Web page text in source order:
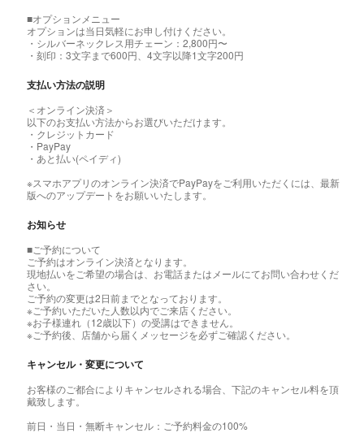
■オプションメニュー
オプションは当日気軽にお申し付けください。
・シルバーネックレス用チェーン：2,800円〜
・刻印：3文字まで600円、4文字以降1文字200円
支払い方法の説明
＜オンライン決済＞
以下のお支払い方法からお選びいただけます。
・クレジットカード
・PayPay
・あと払い(ペイディ)
※スマホアプリのオンライン決済でPayPayをご利用いただくには、最新
版へのアップデートをお願いいたします。
お知らせ
■ご予約について
ご予約はオンライン決済となります。
現地払いをご希望の場合は、お電話またはメールにてお問い合わせくだ
さい。
ご予約の変更は2日前までとなっております。
※ご予約いただいた人数以内でご来店ください。
※お子様連れ（12歳以下）の受講はできません。
※ご予約後、店舗から届くメッセージを必ずご確認ください。
キャンセル・変更について
お客様のご都合によりキャンセルされる場合、下記のキャンセル料を頂
戴致します。
前日・当日・無断キャンセル：ご予約料金の100%